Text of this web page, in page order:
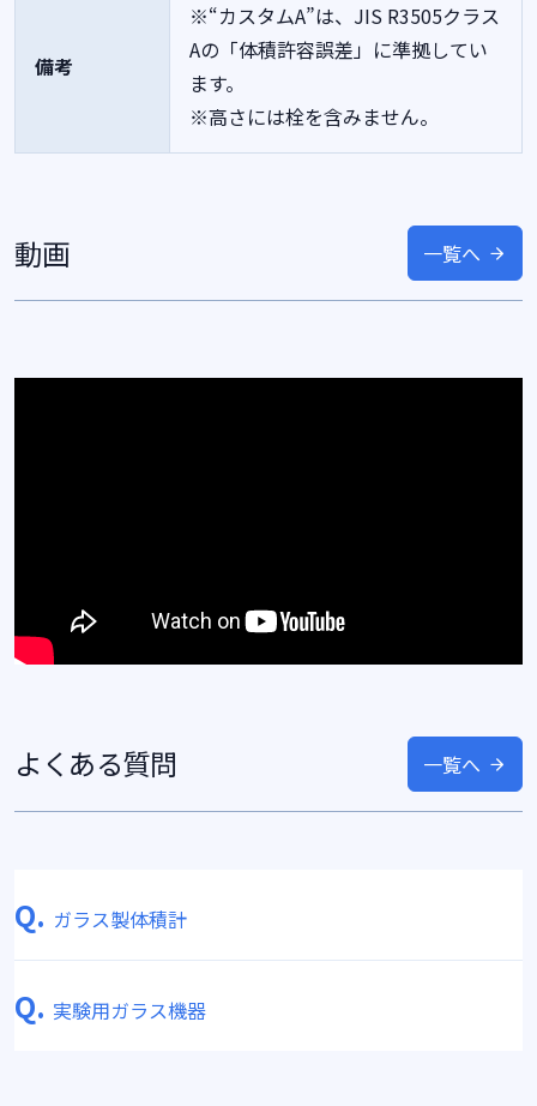
備考
※“カスタムA”は、JIS R3505クラス
Aの「体積許容誤差」に準拠してい
ます。
※高さには栓を含みません。
動画 一覧へ
よくある質問 一覧へ
Q. ガラス製体積計
Q. 実験用ガラス機器